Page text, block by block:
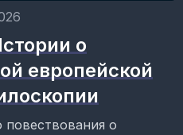
о
европейской
о